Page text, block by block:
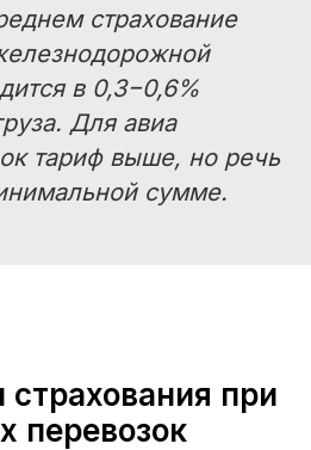
страхование
в 0,3−0,6%
Для авиа
тариф выше, но речь
сумме.
страхования при
перевозок